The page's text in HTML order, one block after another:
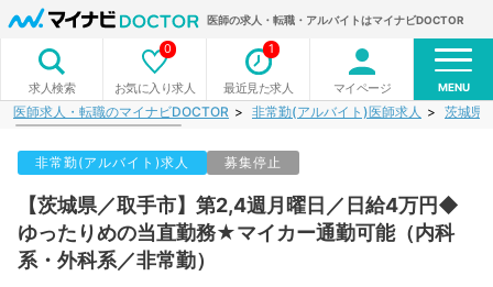
医師の求人・転職・アルバイトはマイナビDOCTOR
求人検索 お気に入り求人
0
最近見た求人
1
マイページ MENU
医師求人・転職のマイナビDOCTOR 非常勤(アルバイト)医師求人 茨城県
非常勤(アルバイト)求人 募集停止
【茨城県／取手市】第2,4週月曜日／日給4万円◆
ゆったりめの当直勤務★マイカー通勤可能（内科
系・外科系／非常勤）